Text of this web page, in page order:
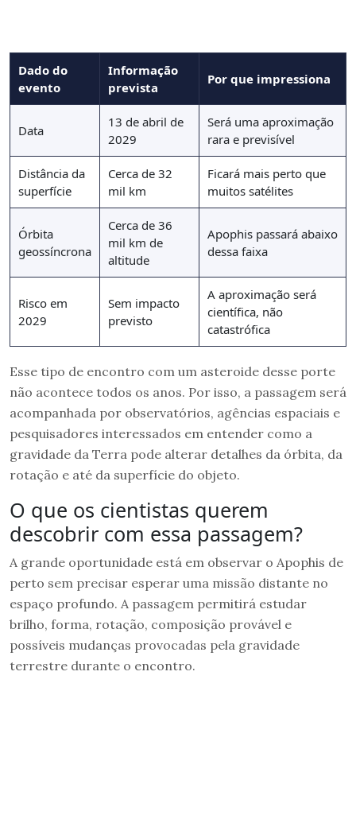
Dado do
evento
Informação
prevista
Por que impressiona
Data
13 de abril de
2029
Será uma aproximação
rara e previsível
Distância da
superfície
Cerca de 32
mil km
Ficará mais perto que
muitos satélites
Órbita
geossíncrona
Cerca de 36
mil km de
altitude
Apophis passará abaixo
dessa faixa
Risco em
2029
Sem impacto
previsto
A aproximação será
científica, não
catastrófica
Esse tipo de encontro com um asteroide desse porte
não acontece todos os anos. Por isso, a passagem será
acompanhada por observatórios, agências espaciais e
pesquisadores interessados em entender como a
gravidade da Terra pode alterar detalhes da órbita, da
rotação e até da superfície do objeto.
O que os cientistas querem
descobrir com essa passagem?
A grande oportunidade está em observar o Apophis de
perto sem precisar esperar uma missão distante no
espaço profundo. A passagem permitirá estudar
brilho, forma, rotação, composição provável e
possíveis mudanças provocadas pela gravidade
terrestre durante o encontro.